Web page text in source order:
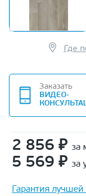
Где
Заказать
ВИДЕО-
2 856 ₽ за
5 569 ₽ за
Гарантия